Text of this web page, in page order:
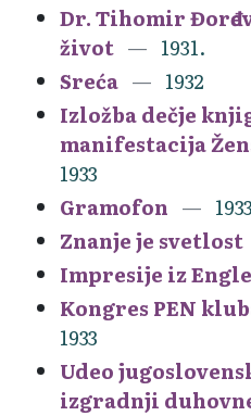
Dr. Tihomir
život
1931.
Sreća
1932
Izložba dečje
manifestacija
1933
Gramofon
1933
Znanje je svetlost
Impresije iz
Kongres PEN
1933
Udeo
izgradnji